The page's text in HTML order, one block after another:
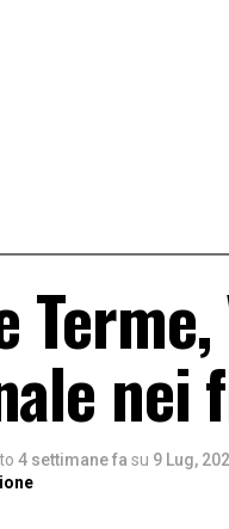
nei
4 settimane fa su 9 Lug,